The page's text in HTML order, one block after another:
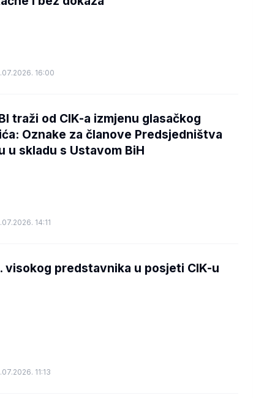
16:00
traži od CIK-a izmjenu glasačkog
Oznake za članove Predsjedništva
u skladu s Ustavom BiH
14:11
visokog predstavnika u posjeti CIK-u
11:13